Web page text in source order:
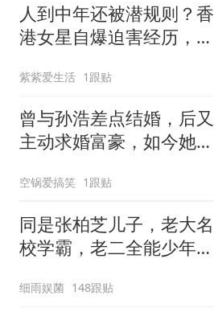
人到中年还被潜规则？香
港女星自爆迫害经历，宁
紫紫爱生活 1跟贴
曾与孙浩差点结婚，后又
主动求婚富豪，如今她丁
空锅爱搞笑 1跟贴
同是张柏芝儿子，老大名
校学霸，老二全能少年，
细雨娱菌 148跟贴